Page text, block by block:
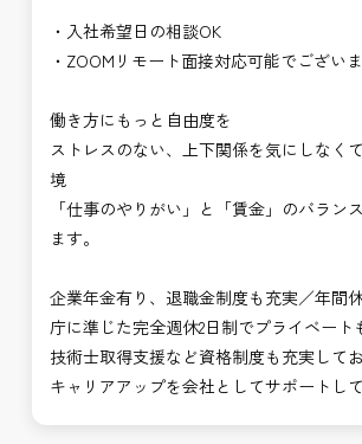
・入社希望日の相談OK
・ZOOMリモート面接対応可能でございま
働き方にもっと自由度を
ストレスのない、上下関係を気にしなく
境
「仕事のやりがい」と「賃金」のバラン
ます。
企業年金有り、退職金制度も充実／年間
庁に準じた完全週休2日制でプライベート
技術士取得支援など資格制度も充実して
キャリアアップを会社としてサポートして